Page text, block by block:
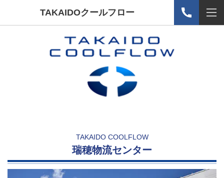
TAKAIDOクールフロー
TAKAIDO COOLFLOW
瑞穂物流センター